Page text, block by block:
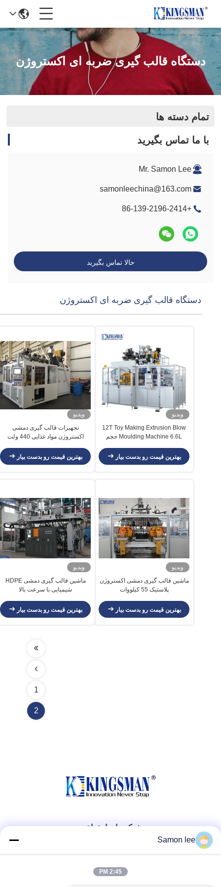
دستگاه قالب گیری ضربه ای اکستروژن
تمام دسته ها
با ما تماس بگیرید
Mr. Samon Lee
samonleechina@163.com
+86-139-2196-2414
حالا تماس بگیرید
دستگاه قالب گیری ضربه ای اکستروژن
ویدیو
12T Toy Making Extrusion Blow
Moulding Machine 6.6L حجم
بهترین قیمت رو بدست بیار
ویدیو
تجهیزات قالب گیری دمشی
اکستروژن مواد غذایی 440 ولت
بهترین قیمت رو بدست بیار
ویدیو
ماشین قالب گیری دمشی اکستروژن
پلاستیک 55 کیلووات
بهترین قیمت رو بدست بیار
ویدیو
ماشین قالب گیری دمشی HDPE
شیمیایی با سرعت بالا
بهترین قیمت رو بدست بیار
1
2
شبکه های اجتماعی
تماس سریع
Samon lee
2:45 PM